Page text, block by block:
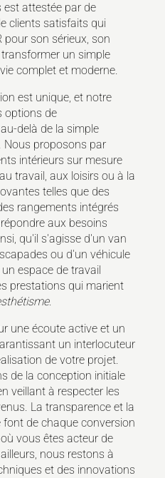
est attestée par de
clients satisfaits qui
pour son sérieux, son
un simple
complet et moderne.
est unique, et notre
options de
delà de la simple
proposons par
intérieurs sur mesure
travail, aux loisirs ou à la
telles que des
rangements intégrés
aux besoins
qu'il s'agisse d'un van
ou d'un véhicule
espace de travail
prestations qui marient
.
une écoute active et un
un interlocuteur
de votre projet.
de la conception initiale
veillant à respecter les
La transparence et la
de chaque conversion
vous êtes acteur de
nous restons à
et des innovations